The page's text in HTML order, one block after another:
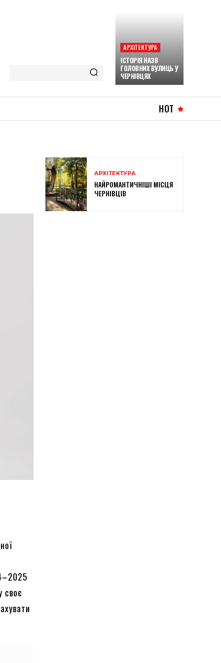
АРХІТЕКТУРА
ІСТОРІЯ НАЗВ
ГОЛОВНИХ ВУЛИЦЬ У
ЧЕРНІВЦЯХ
HOT
своє
АРХІТЕКТУРА
НАЙРОМАНТИЧНІШІ МІСЦЯ
ЧЕРНІВЦІВ